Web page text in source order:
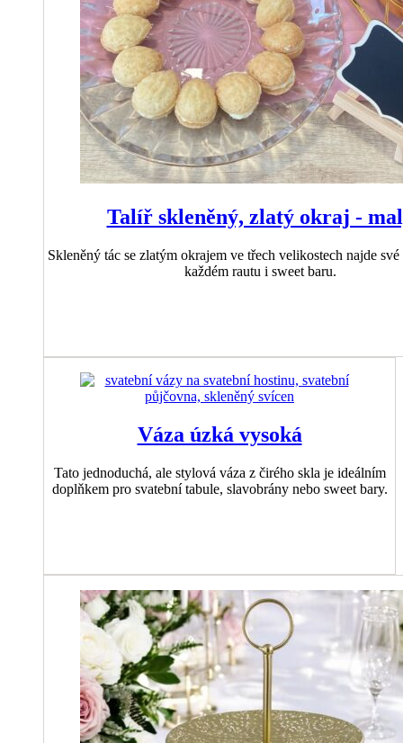
Talíř skleněný, zlatý okraj -
Skleněný tác se zlatým okrajem ve třech velikostech najde
každém rautu i sweet baru.
Váza úzká vysoká
Tato jednoduchá, ale stylová váza z čirého skla je ideálním
doplňkem pro svatební tabule, slavobrány nebo sweet bary.